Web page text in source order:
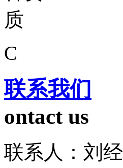
C
联系我们
ontact us
联系人：刘